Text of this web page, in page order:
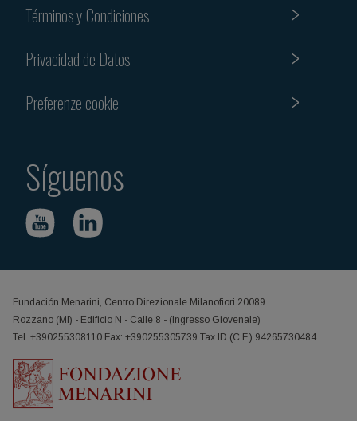
Términos y Condiciones
Privacidad de Datos
Preferenze cookie
Síguenos
Fundación Menarini, Centro Direzionale Milanofiori 20089
Rozzano (MI) - Edificio N - Calle 8 - (Ingresso Giovenale)
Tel. +390255308110 Fax: +390255305739 Tax ID (C.F.) 94265730484